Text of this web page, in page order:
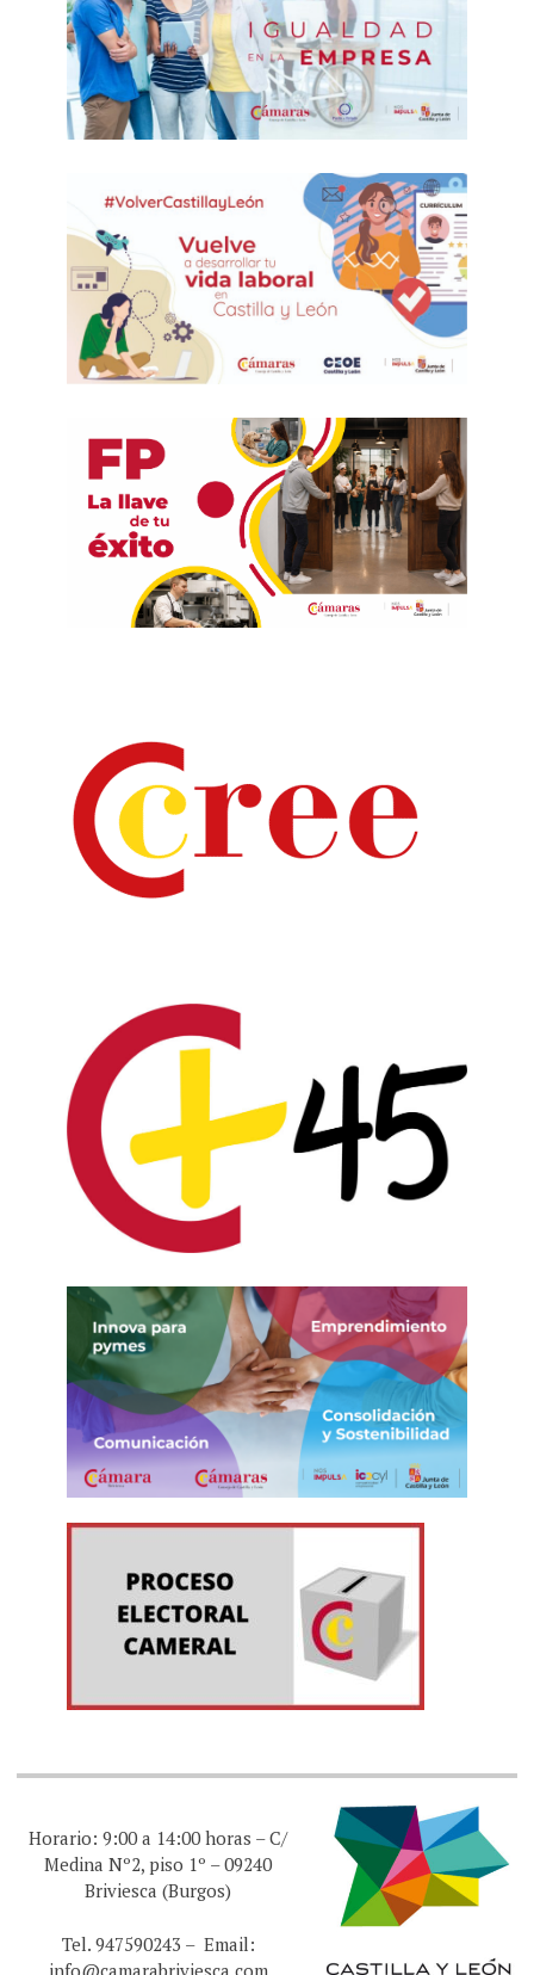
Horario: 9:00 a 14:00 horas – C/
Medina Nº2, piso 1º – 09240
Briviesca (Burgos)
Tel. 947590243 – Email:
info@camarabriviesca.com